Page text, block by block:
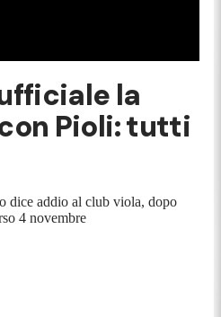
la
Pioli: tutti
dice addio al club viola, dopo
4 novembre